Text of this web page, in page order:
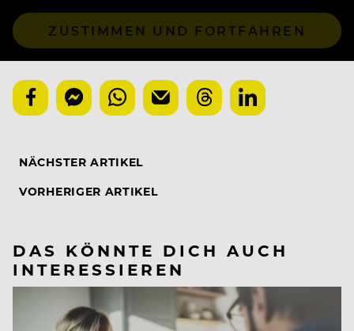
ZUSTIMMEN UND FORTFAHREN
NÄCHSTER ARTIKEL
VORHERIGER ARTIKEL
DAS KÖNNTE DICH AUCH
INTERESSIEREN